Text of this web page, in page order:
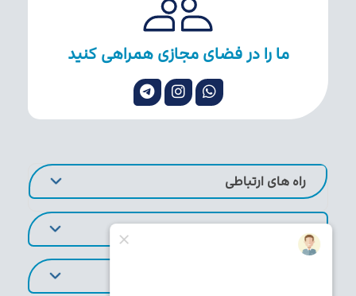
ما را در فضای مجازی همراهی کنید
راه های ارتباطی
لینک های کاربردی